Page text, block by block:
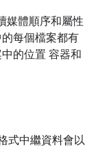
媒體順序和屬性
每個檔案都有
的位置 容器和
式中繼資料會以